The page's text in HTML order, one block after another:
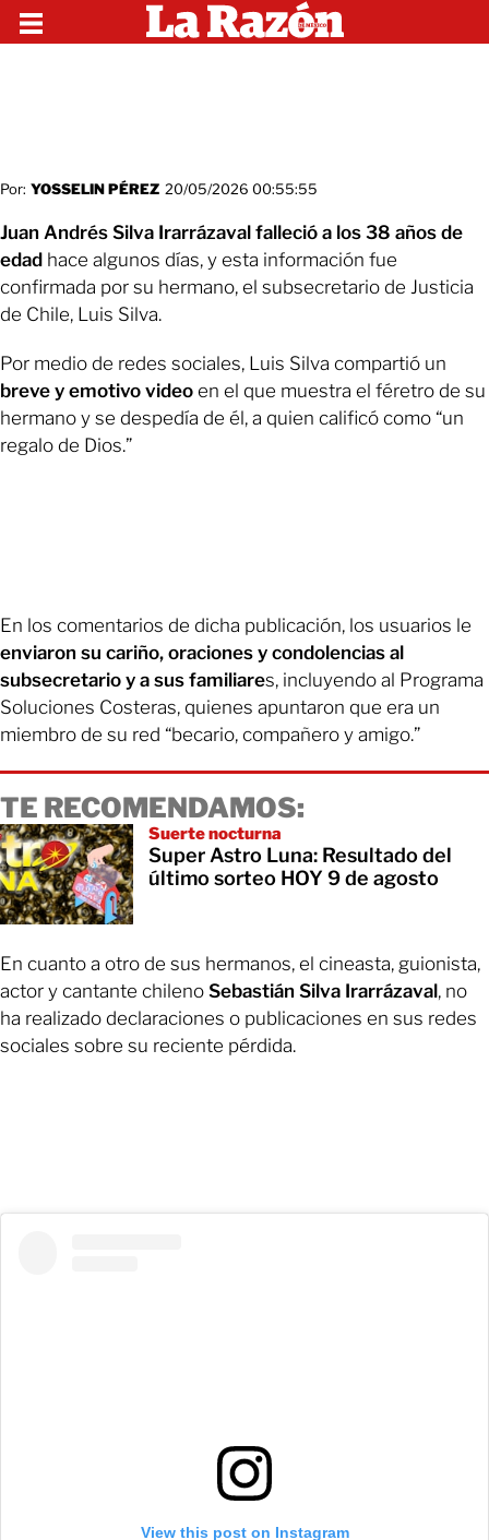
Por: YOSSELIN PÉREZ 20/05/2026 00:55:55
Juan Andrés Silva Irarrázaval falleció a los 38 años de
edad hace algunos días, y esta información fue
confirmada por su hermano, el subsecretario de Justicia
de Chile, Luis Silva.
Por medio de redes sociales, Luis Silva compartió un
breve y emotivo video en el que muestra el féretro de su
hermano y se despedía de él, a quien calificó como “un
regalo de Dios.”
En los comentarios de dicha publicación, los usuarios le
enviaron su cariño, oraciones y condolencias al
subsecretario y a sus familiares, incluyendo al Programa
Soluciones Costeras, quienes apuntaron que era un
miembro de su red “becario, compañero y amigo.”
TE RECOMENDAMOS:
Suerte nocturna
Super Astro Luna: Resultado del
último sorteo HOY 9 de agosto
En cuanto a otro de sus hermanos, el cineasta, guionista,
actor y cantante chileno Sebastián Silva Irarrázaval, no
ha realizado declaraciones o publicaciones en sus redes
sociales sobre su reciente pérdida.
View this post on Instagram